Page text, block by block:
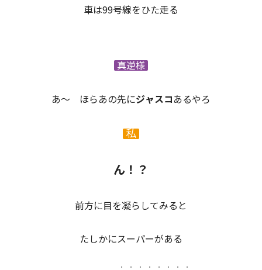
車は99号線をひた走る
真逆様
あ～ ほらあの先にジャスコあるやろ
私
ん！？
前方に目を凝らしてみると
たしかにスーパーがある
・・・・・・・・